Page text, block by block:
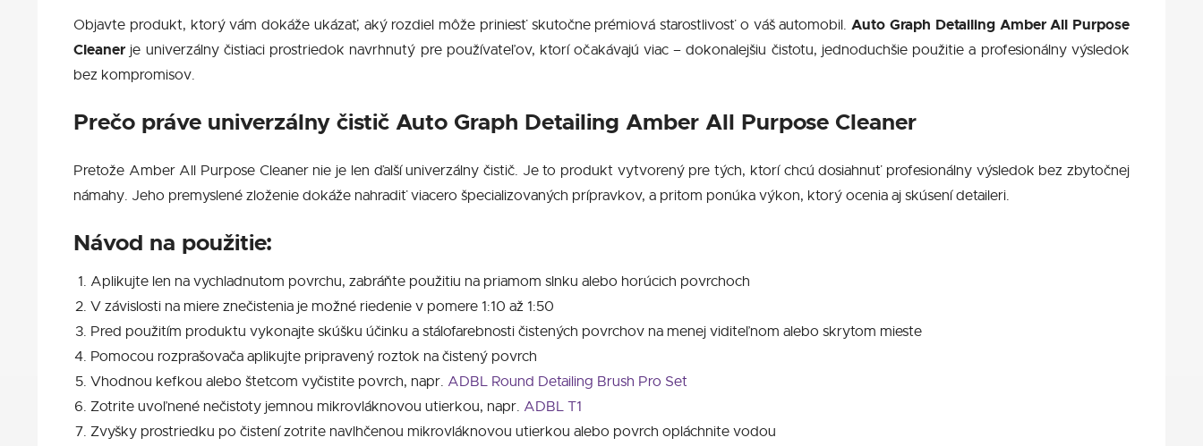
Objavte produkt, ktorý vám dokáže ukázať, aký rozdiel môže priniesť skutočne prémiová starostlivosť o váš automobil.Auto Graph Detailing Amber All Purpose
Cleaner je univerzálny čistiaci prostriedok navrhnutý pre používateľov, ktorí očakávajú viac – dokonalejšiu čistotu, jednoduchšie použitie a profesionálny výsledok
bez kompromisov.
Prečo práve univerzálny čistič Auto Graph Detailing Amber All Purpose Cleaner
Pretože Amber All Purpose Cleaner nie je len ďalší univerzálny čistič. Je to produkt vytvorený pre tých, ktorí chcú dosiahnuť profesionálny výsledok bez zbytočnej
námahy. Jeho premyslené zloženie dokáže nahradiť viacero špecializovaných prípravkov, a pritom ponúka výkon, ktorý ocenia aj skúsení detaileri.
Návod na použitie:
Aplikujte len na vychladnutom povrchu, zabráňte použitiu na priamom slnku alebo horúcich povrchoch
V závislosti na miere znečistenia je možné riedenie v pomere 1:10 až 1:50
Pred použitím produktu vykonajte skúšku účinku a stálofarebnosti čistených povrchov na menej viditeľnom alebo skrytom mieste
Pomocou rozprašovača aplikujte pripravený roztok na čistený povrch
Vhodnou kefkou alebo štetcom vyčistite povrch, napr. ADBL Round Detailing Brush Pro Set
Zotrite uvoľnené nečistoty jemnou mikrovláknovou utierkou, napr. ADBL T1
Zvyšky prostriedku po čistení zotrite navlhčenou mikrovláknovou utierkou alebo povrch opláchnite vodou